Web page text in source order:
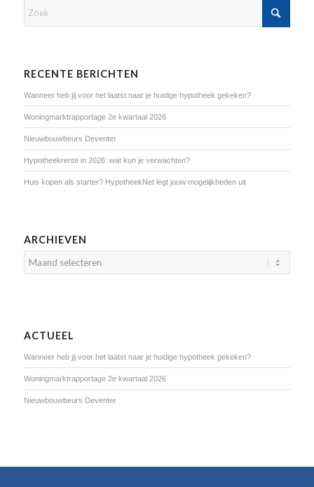
RECENTE BERICHTEN
Wanneer heb jij voor het laatst naar je huidige hypotheek gekeken?
Woningmarktrapportage 2e kwartaal 2026
Nieuwbouwbeurs Deventer
Hypotheekrente in 2026: wat kun je verwachten?
Huis kopen als starter? HypotheekNet legt jouw mogelijkheden uit
ARCHIEVEN
ACTUEEL
Wanneer heb jij voor het laatst naar je huidige hypotheek gekeken?
Woningmarktrapportage 2e kwartaal 2026
Nieuwbouwbeurs Deventer